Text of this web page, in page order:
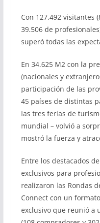
Con 127.492 visitantes
39.506 de
superó todas las
En 34.625 M2 con la
(nacionales y
participación de las
45 países de distintas
las tres ferias de
mundial – volvió a
mostró la fuerza y
Entre los destacados
exclusivos para
realizaron las Rondas
Connect con un
exclusivo que reunió a